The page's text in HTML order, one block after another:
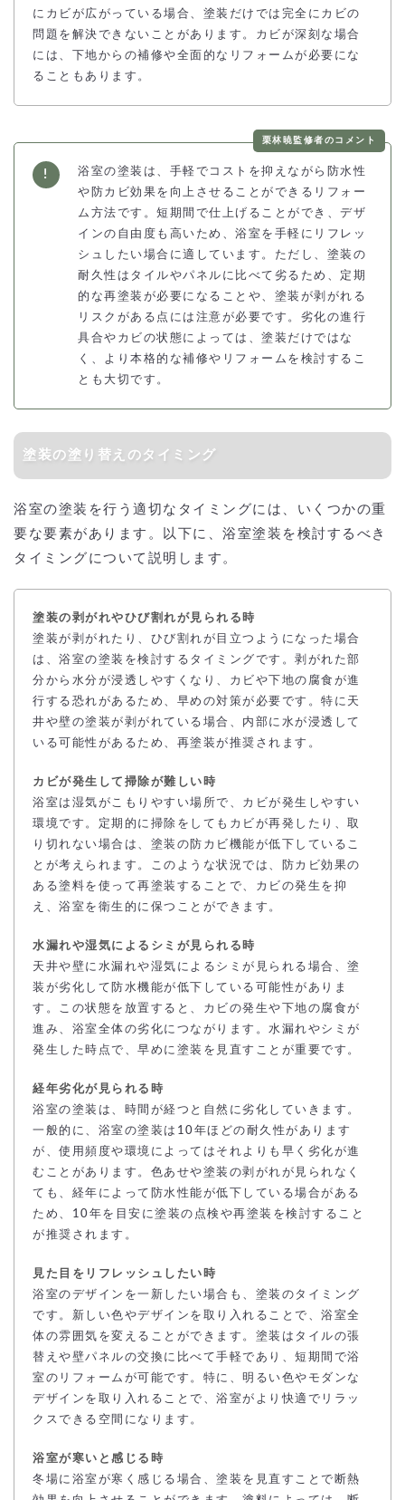
にカビが広がっている場合、塗装だけでは完全にカビの
問題を解決できないことがあります。カビが深刻な場合
には、下地からの補修や全面的なリフォームが必要にな
ることもあります。
栗林暁監修者のコメント
浴室の塗装は、手軽でコストを抑えながら防水性
や防カビ効果を向上させることができるリフォー
ム方法です。短期間で仕上げることができ、デザ
インの自由度も高いため、浴室を手軽にリフレッ
シュしたい場合に適しています。ただし、塗装の
耐久性はタイルやパネルに比べて劣るため、定期
的な再塗装が必要になることや、塗装が剥がれる
リスクがある点には注意が必要です。劣化の進行
具合やカビの状態によっては、塗装だけではな
く、より本格的な補修やリフォームを検討するこ
とも大切です。
塗装の塗り替えのタイミング
浴室の塗装を行う適切なタイミングには、いくつかの重
要な要素があります。以下に、浴室塗装を検討するべき
タイミングについて説明します。
塗装の剥がれやひび割れが見られる時
塗装が剥がれたり、ひび割れが目立つようになった場合
は、浴室の塗装を検討するタイミングです。剥がれた部
分から水分が浸透しやすくなり、カビや下地の腐食が進
行する恐れがあるため、早めの対策が必要です。特に天
井や壁の塗装が剥がれている場合、内部に水が浸透して
いる可能性があるため、再塗装が推奨されます。
カビが発生して掃除が難しい時
浴室は湿気がこもりやすい場所で、カビが発生しやすい
環境です。定期的に掃除をしてもカビが再発したり、取
り切れない場合は、塗装の防カビ機能が低下しているこ
とが考えられます。このような状況では、防カビ効果の
ある塗料を使って再塗装することで、カビの発生を抑
え、浴室を衛生的に保つことができます。
水漏れや湿気によるシミが見られる時
天井や壁に水漏れや湿気によるシミが見られる場合、塗
装が劣化して防水機能が低下している可能性がありま
す。この状態を放置すると、カビの発生や下地の腐食が
進み、浴室全体の劣化につながります。水漏れやシミが
発生した時点で、早めに塗装を見直すことが重要です。
経年劣化が見られる時
浴室の塗装は、時間が経つと自然に劣化していきます。
一般的に、浴室の塗装は10年ほどの耐久性があります
が、使用頻度や環境によってはそれよりも早く劣化が進
むことがあります。色あせや塗装の剥がれが見られなく
ても、経年によって防水性能が低下している場合がある
ため、10年を目安に塗装の点検や再塗装を検討すること
が推奨されます。
見た目をリフレッシュしたい時
浴室のデザインを一新したい場合も、塗装のタイミング
です。新しい色やデザインを取り入れることで、浴室全
体の雰囲気を変えることができます。塗装はタイルの張
替えや壁パネルの交換に比べて手軽であり、短期間で浴
室のリフォームが可能です。特に、明るい色やモダンな
デザインを取り入れることで、浴室がより快適でリラッ
クスできる空間になります。
浴室が寒いと感じる時
冬場に浴室が寒く感じる場合、塗装を見直すことで断熱